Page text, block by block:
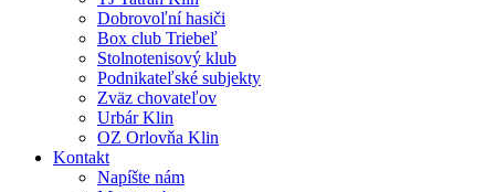
Dobrovoľní hasiči
Box club Triebeľ
Stolnotenisový klub
Podnikateľské subjekty
Zväz chovateľov
Urbár Klin
OZ Orlovňa Klin
Kontakt
Napíšte nám